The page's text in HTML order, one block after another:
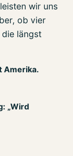
wir uns
ob vier
längst
Amerika.
„Wird